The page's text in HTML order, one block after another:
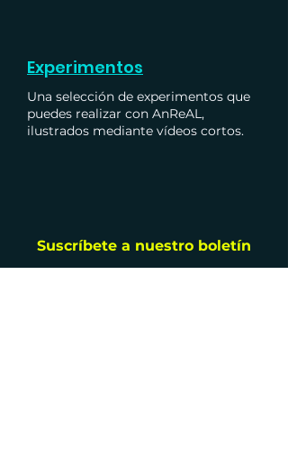
Experimentos
Una selección de experimentos que
puedes realizar con AnReAL,
ilustrados mediante vídeos cortos.
Suscríbete a nuestro boletín
Correo electrónico